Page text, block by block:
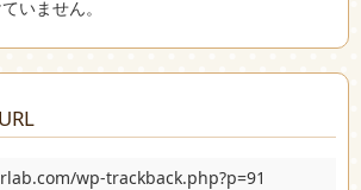
いません。
wp-trackback.php?p=91